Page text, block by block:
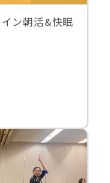
ン朝活&快眠